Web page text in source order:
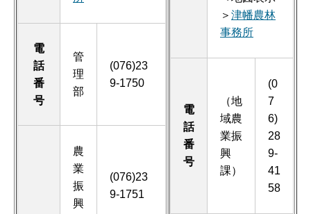
電
話
番
号
管
理
部
(076)23
9-1750
農
業
振
興
(076)23
9-1751
＞ 津幡農林
事務所
電
話
番
号
（地
域農
業振
興
課）
(0
7
6)
28
9-
41
58